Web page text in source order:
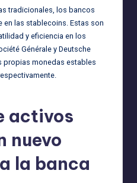
tradicionales, los bancos
las stablecoins. Estas son
y eficiencia en los
Générale y Deutsche
propias monedas estables
activos
nuevo
la banca